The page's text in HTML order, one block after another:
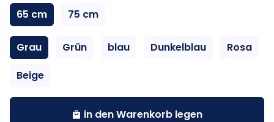
65 cm 75 cm
Grau Grün blau Dunkelblau
Rosa
Beige
local_mall in den Warenkorb legen